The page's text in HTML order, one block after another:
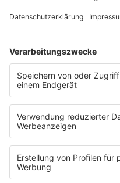
Programm
Livestreams
Playlist Breakdown
Programschedule
KISS NATION
Aktionen
Connect